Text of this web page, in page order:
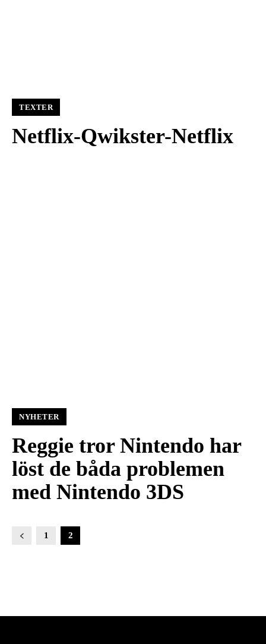
TEXTER
Netflix-Qwikster-Netflix
NYHETER
Reggie tror Nintendo har
löst de båda problemen
med Nintendo 3DS
1 2